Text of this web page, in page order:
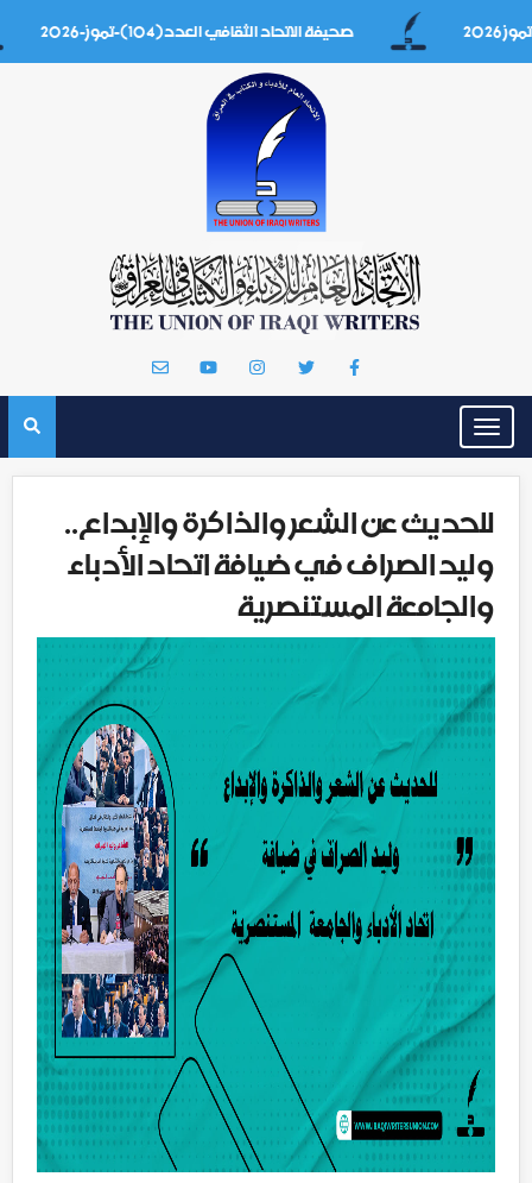
صحيفة الاتحاد الثقافي العدد(104)-تموز-2026
Toggle
navigation
للحديث عن الشعر والذاكرة والإبداع..
وليد الصراف في ضيافة اتحاد الأدباء
والجامعة المستنصرية